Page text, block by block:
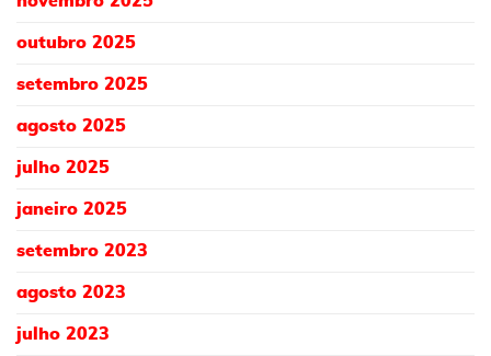
outubro 2025
setembro 2025
agosto 2025
julho 2025
janeiro 2025
setembro 2023
agosto 2023
julho 2023